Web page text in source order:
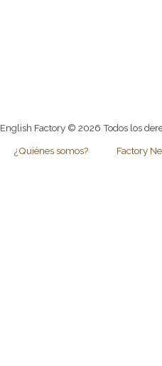
English Factory © 2026 Todos los
¿Quiénes somos?
Factory